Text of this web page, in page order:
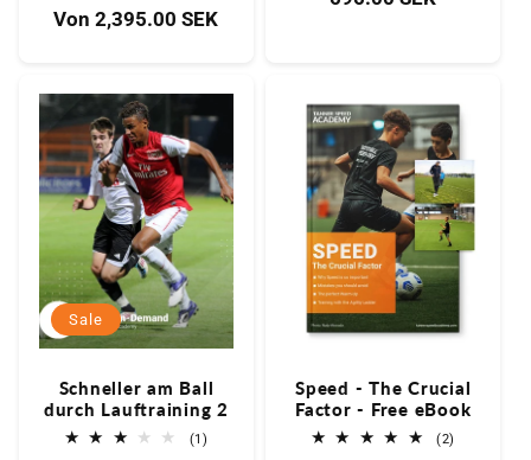
insgesamt
Normaler
Von2,395.00 SEK
Sale
Schneller am Ball
durch Lauftraining 2
(1)
Speed - The Crucial
Factor - Free eBook
(2)